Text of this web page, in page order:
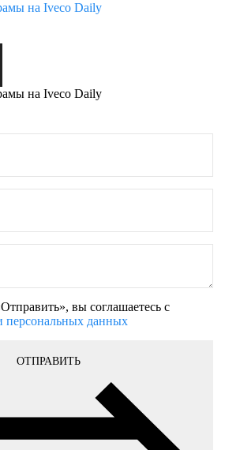
на Iveco Daily
на Iveco Daily
вы соглашаетесь с
персональных данных
ОТПРАВИТЬ